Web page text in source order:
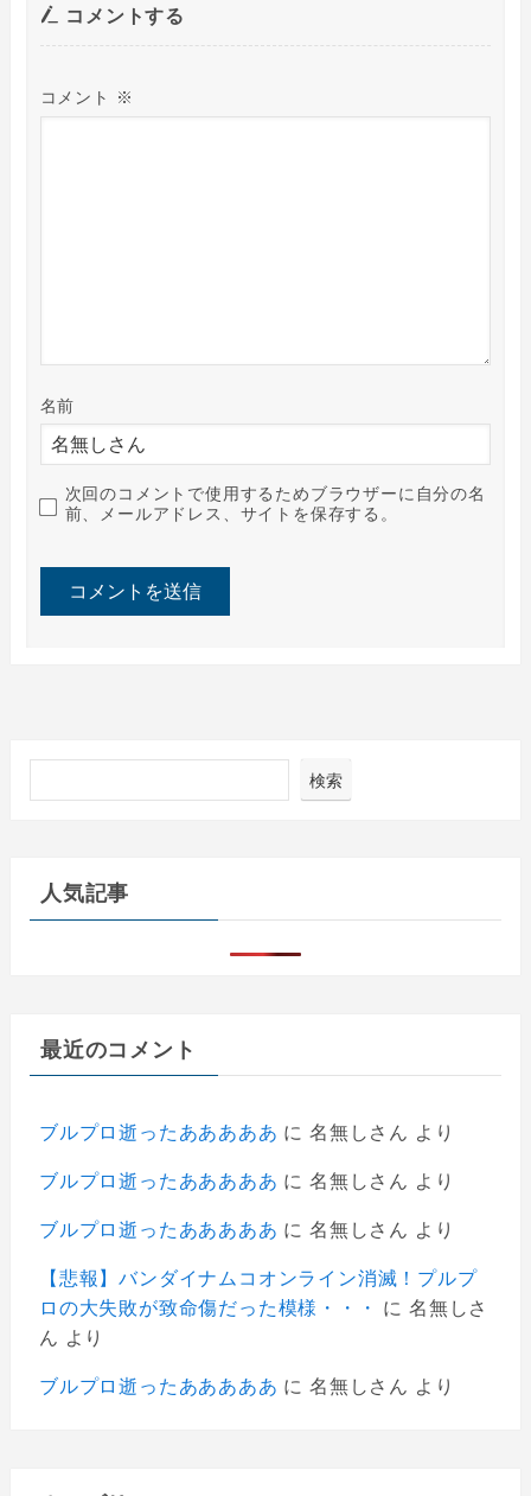
コメントする
コメント ※
名前
次回のコメントで使用するためブラウザーに自分の名
前、メールアドレス、サイトを保存する。
検索
人気記事
最近のコメント
ブルプロ逝ったあああああ に 名無しさん より
ブルプロ逝ったあああああ に 名無しさん より
ブルプロ逝ったあああああ に 名無しさん より
【悲報】バンダイナムコオンライン消滅！プルプ
ロの大失敗が致命傷だった模様・・・
に 名無しさ
ん より
ブルプロ逝ったあああああ に 名無しさん より